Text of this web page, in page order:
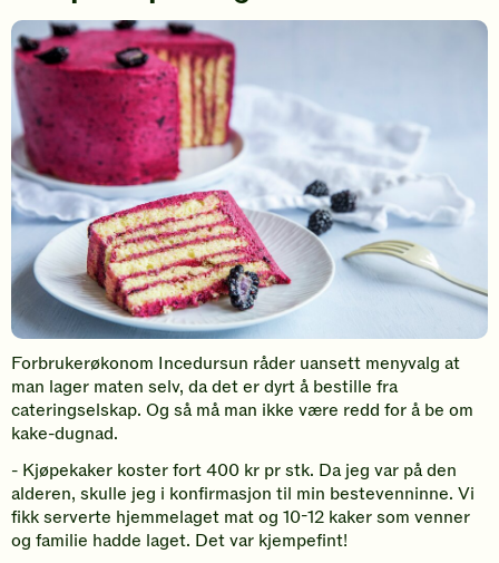
Forbrukerøkonom Incedursun råder uansett menyvalg at
man lager maten selv, da det er dyrt å bestille fra
cateringselskap. Og så må man ikke være redd for å be om
kake-dugnad.
- Kjøpekaker koster fort 400 kr pr stk. Da jeg var på den
alderen, skulle jeg i konfirmasjon til min bestevenninne. Vi
fikk serverte hjemmelaget mat og 10-12 kaker som venner
og familie hadde laget. Det var kjempefint!